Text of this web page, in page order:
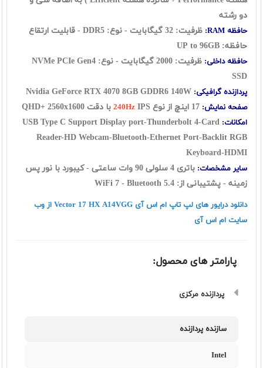
دو رشته
حافظه RAM:
ظرفیت: 32 گیگابایت - نوع: DDR5 - قابلیت ارتقاع
حافظه: UP to 96GB
حافظه داخلی:
ظرفیت: 2000 گیگابایت - نوع: NVMe PCIe Gen4
SSD
پردازنده گرافیکی:
صفحه نمایش: 240Hz IPS با دقت QHD+ 2560x1600
امکانات: USB Type C Support Display port-Thunderbolt 4-Card
Reader-HD Webcam-Bluetooth-Ethernet Port-Backlit RGB
Keyboard-HDMI
سایر مشخصات:
باتری 4 سلولی 90 وات ساعتی - کیبورد با نور پس
زمینه - پشتیبانی از: WiFi 7 - Bluetooth 5.4
دانلود درایور های لپ تاپ ام اس آی Vector 17 HX A14VGG از وب
سایت ام اس آی
پارامتر های محصول:
پردازنده مرکزی
سازنده پردازنده
Intel